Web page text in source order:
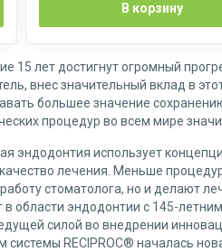
В корзину
15 лет достигнут огромный
внес значительный вклад в
большее значение
процедур во всем мире
эндодонтия использует
лечения. Меньше
стоматолога, но и делают
в области эндодонтии с 145-
силой во внедрении
системы RECIPROC® началась